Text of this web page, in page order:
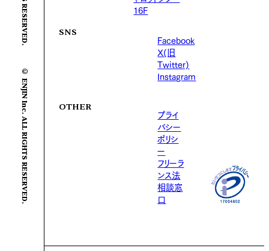
© ENJIN Inc. ALL RIGHTS RESERVED.
16F
SNS
Facebook
X(旧
Twitter)
Instagram
OTHER
プライ
バシー
ポリシ
ー
フリーラ
ンス法
相談窓
口